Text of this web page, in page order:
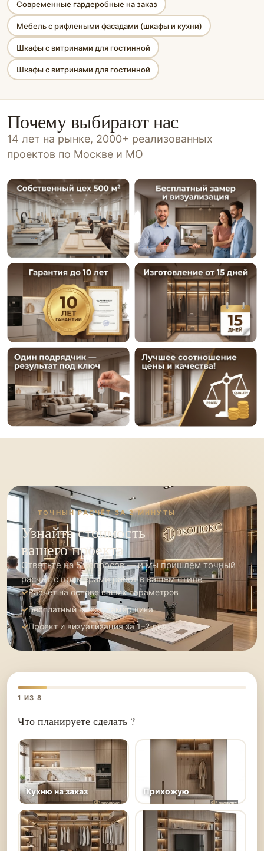
Современные гардеробные на заказ
Мебель с рифлеными фасадами (шкафы и кухни)
Шкафы с витринами для гостинной
Шкафы с витринами для гостинной
Почему выбирают нас
14 лет на рынке, 2000+ реализованных
проектов по Москве и МО
ТОЧНЫЙ РАСЧЁТ ЗА 2 МИНУТЫ
Узнайте стоимость
вашего проекта
Ответьте на 5 вопросов — и мы пришлём точный
расчёт с примерами работ в вашем стиле
Расчёт на основе ваших параметров
Бесплатный выезд замерщика
Проект и визуализация за 1–2 дня
1 ИЗ 8
Что планируете сделать ?
Кухню на заказ Прихожую